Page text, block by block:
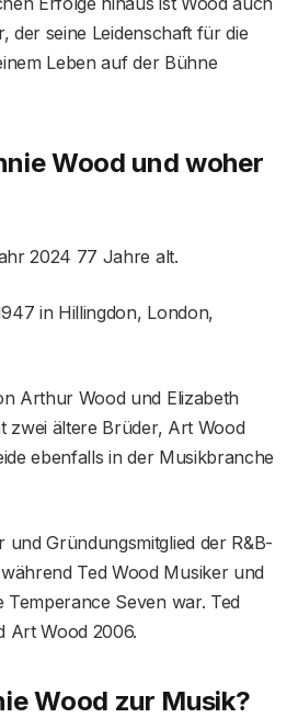
der seine Leidenschaft für die
Leben auf der Bühne
Wood und woher
2024 77 Jahre alt.
in Hillingdon, London,
Arthur Wood und Elizabeth
zwei ältere Brüder, Art Wood
ebenfalls in der Musikbranche
Gründungsmitglied der R&B-
Ted Wood Musiker und
Temperance Seven war. Ted
Art Wood 2006.
Wood zur Musik?